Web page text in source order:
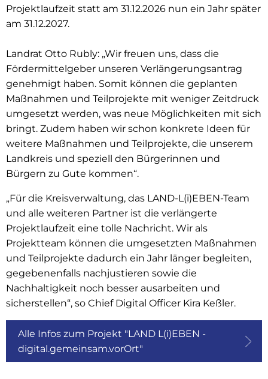
Projektlaufzeit statt am 31.12.2026 nun ein Jahr später
am 31.12.2027.
Landrat Otto Rubly: „Wir freuen uns, dass die
Fördermittelgeber unseren Verlängerungsantrag
genehmigt haben. Somit können die geplanten
Maßnahmen und Teilprojekte mit weniger Zeitdruck
umgesetzt werden, was neue Möglichkeiten mit sich
bringt. Zudem haben wir schon konkrete Ideen für
weitere Maßnahmen und Teilprojekte, die unserem
Landkreis und speziell den Bürgerinnen und
Bürgern zu Gute kommen“.
„Für die Kreisverwaltung, das LAND-L(i)EBEN-Team
und alle weiteren Partner ist die verlängerte
Projektlaufzeit eine tolle Nachricht. Wir als
Projektteam können die umgesetzten Maßnahmen
und Teilprojekte dadurch ein Jahr länger begleiten,
gegebenenfalls nachjustieren sowie die
Nachhaltigkeit noch besser ausarbeiten und
sicherstellen“, so Chief Digital Officer Kira Keßler.
Alle Infos zum Projekt "LAND L(i)EBEN -
digital.gemeinsam.vorOrt"